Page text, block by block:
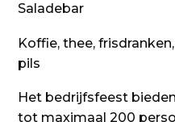
Saladebar
Koffie, thee,
pils
Het bedrijfsfeest
tot maximaal 200